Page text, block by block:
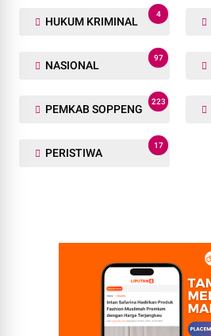
HUKUM KRIMINAL
4
NASIONAL
97
PEMKAB SOPPENG
223
PERISTIWA
17